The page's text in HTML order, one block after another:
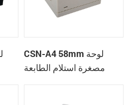
CSN-A4 58mm لوحة
مصغرة استلام الطابعة